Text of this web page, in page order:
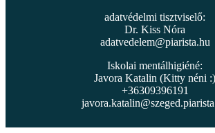
adatvédelmi tisztviselő:
Dr. Kiss Nóra
adatvedelem@piarista.hu
Iskolai mentálhigiéné:
Javora Katalin (Kitty néni :)
+36309396191